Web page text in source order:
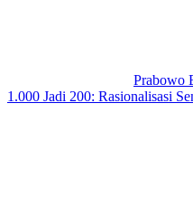
Prabowo
1.000 Jadi 200: Rasionalisasi